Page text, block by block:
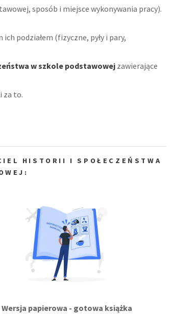
sposób i miejsce wykonywania pracy).
podziałem (fizyczne, pyły i pary,
w szkole podstawowej zawierające
za to.
HISTORII I SPOŁECZEŃSTWA
Wersja papierowa - gotowa książka